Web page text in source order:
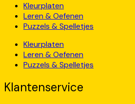
Kleurplaten
Leren & Oefenen
Puzzels & Spelletjes
Kleurplaten
Leren & Oefenen
Puzzels & Spelletjes
Klantenservice